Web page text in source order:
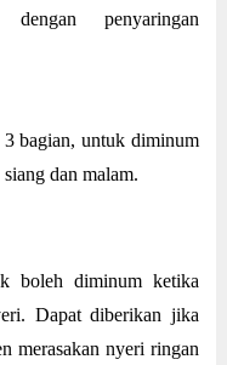
penyaringan
bagian, untuk diminum
dan malam.
boleh diminum ketika
Dapat diberikan jika
merasakan nyeri ringan